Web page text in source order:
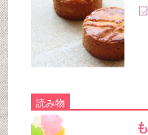
読み物